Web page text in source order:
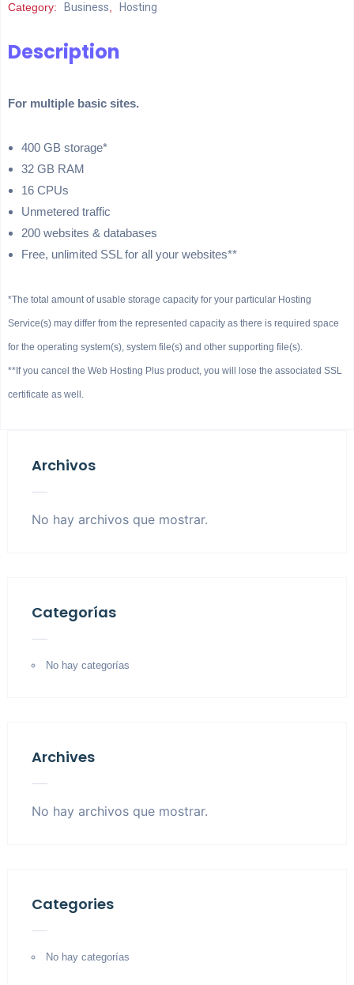
Category: Business Hosting
Description
For multiple basic sites.
400 GB storage*
32 GB RAM
16 CPUs
Unmetered traffic
200 websites & databases
Free, unlimited SSL for all your websites**
*The total amount of usable storage capacity for your particular Hosting
Service(s) may differ from the represented capacity as there is required space
for the operating system(s), system file(s) and other supporting file(s).
**If you cancel the Web Hosting Plus product, you will lose the associated SSL
certificate as well.
Archivos
No hay archivos que mostrar.
Categorías
No hay categorías
Archives
No hay archivos que mostrar.
Categories
No hay categorías